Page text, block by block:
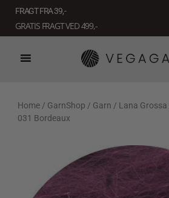
indholdet
FRAGT FRA 39, -
GRATIS FRAGT VED 499,-
Home / GarnShop / Garn / Lana Grossa
031 Bordeaux